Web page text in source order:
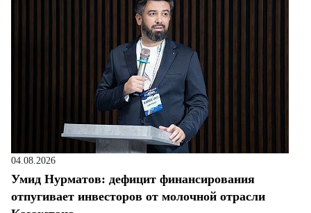
04.08.2026
Умид Нурматов: дефицит финансирования
отпугивает инвесторов от молочной отрасли